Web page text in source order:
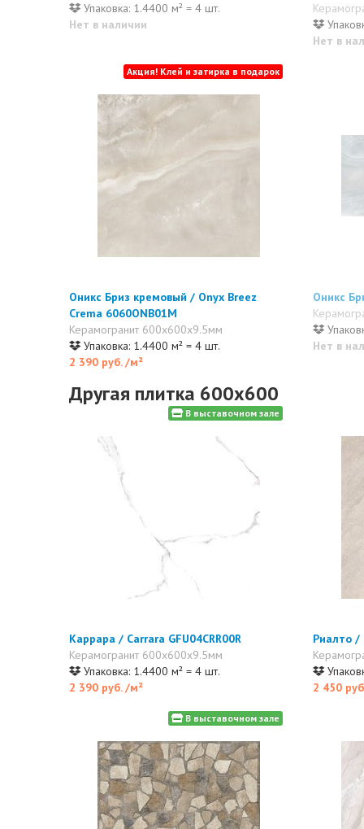
Упаковка: 1.4400 м² = 4 шт.
Нет в наличии
Нет в
Акция! Клей и затирка в подарок
Оникс Бриз кремовый / Onyx Breez
Crema 6060ONB01M
Керамогранит 600x600x9.5мм
Упаковка: 1.4400 м² = 4 шт.
2 390 руб./м²
Оникс
Нет в
Другая плитка 600x600
В выставочном зале
Каррара / Carrara GFU04CRR00R
Керамогранит 600x600x9.5мм
Упаковка: 1.4400 м² = 4 шт.
2 390 руб./м²
Риалто /
2 450
В выставочном зале